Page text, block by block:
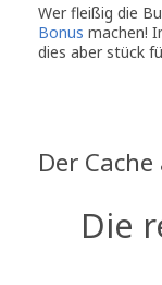
Wer fleißig die
Bonus machen!
dies aber stück
Der
Die